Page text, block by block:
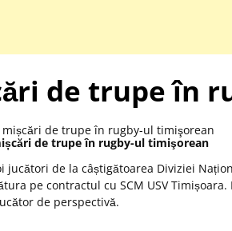
de trupe în
de trupe în rugby-ul timişorean
jucători de la câștigătoarea Diviziei
pe contractul cu SCM USV
de perspectivă.